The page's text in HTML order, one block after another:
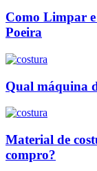
Como Limpar
Poeira
Qual máquina
Material de
compro?